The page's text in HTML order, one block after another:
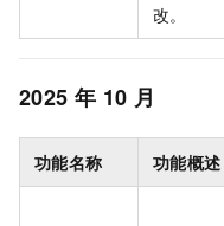
改。
2025 年 10 月
功能名称 功能概述